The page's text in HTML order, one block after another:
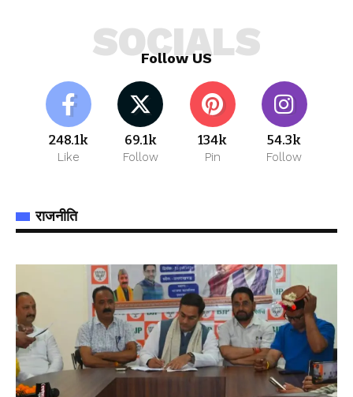
Follow US
SOCIALS
248.1k
Like
69.1k
Follow
134k
Pin
54.3k
Follow
राजनीति